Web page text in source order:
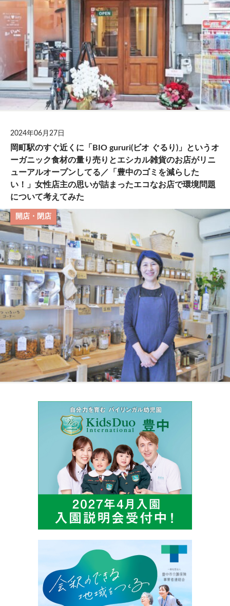
2024年06月27日
岡町駅のすぐ近くに「BIO gururi(ビオ ぐるり)」というオ
ーガニック食材の量り売りとエシカル雑貨のお店がリニ
ューアルオープンしてる／「豊中のゴミを減らした
い！」女性店主の思いが詰まったエコなお店で環境問題
について考えてみた
開店・閉店